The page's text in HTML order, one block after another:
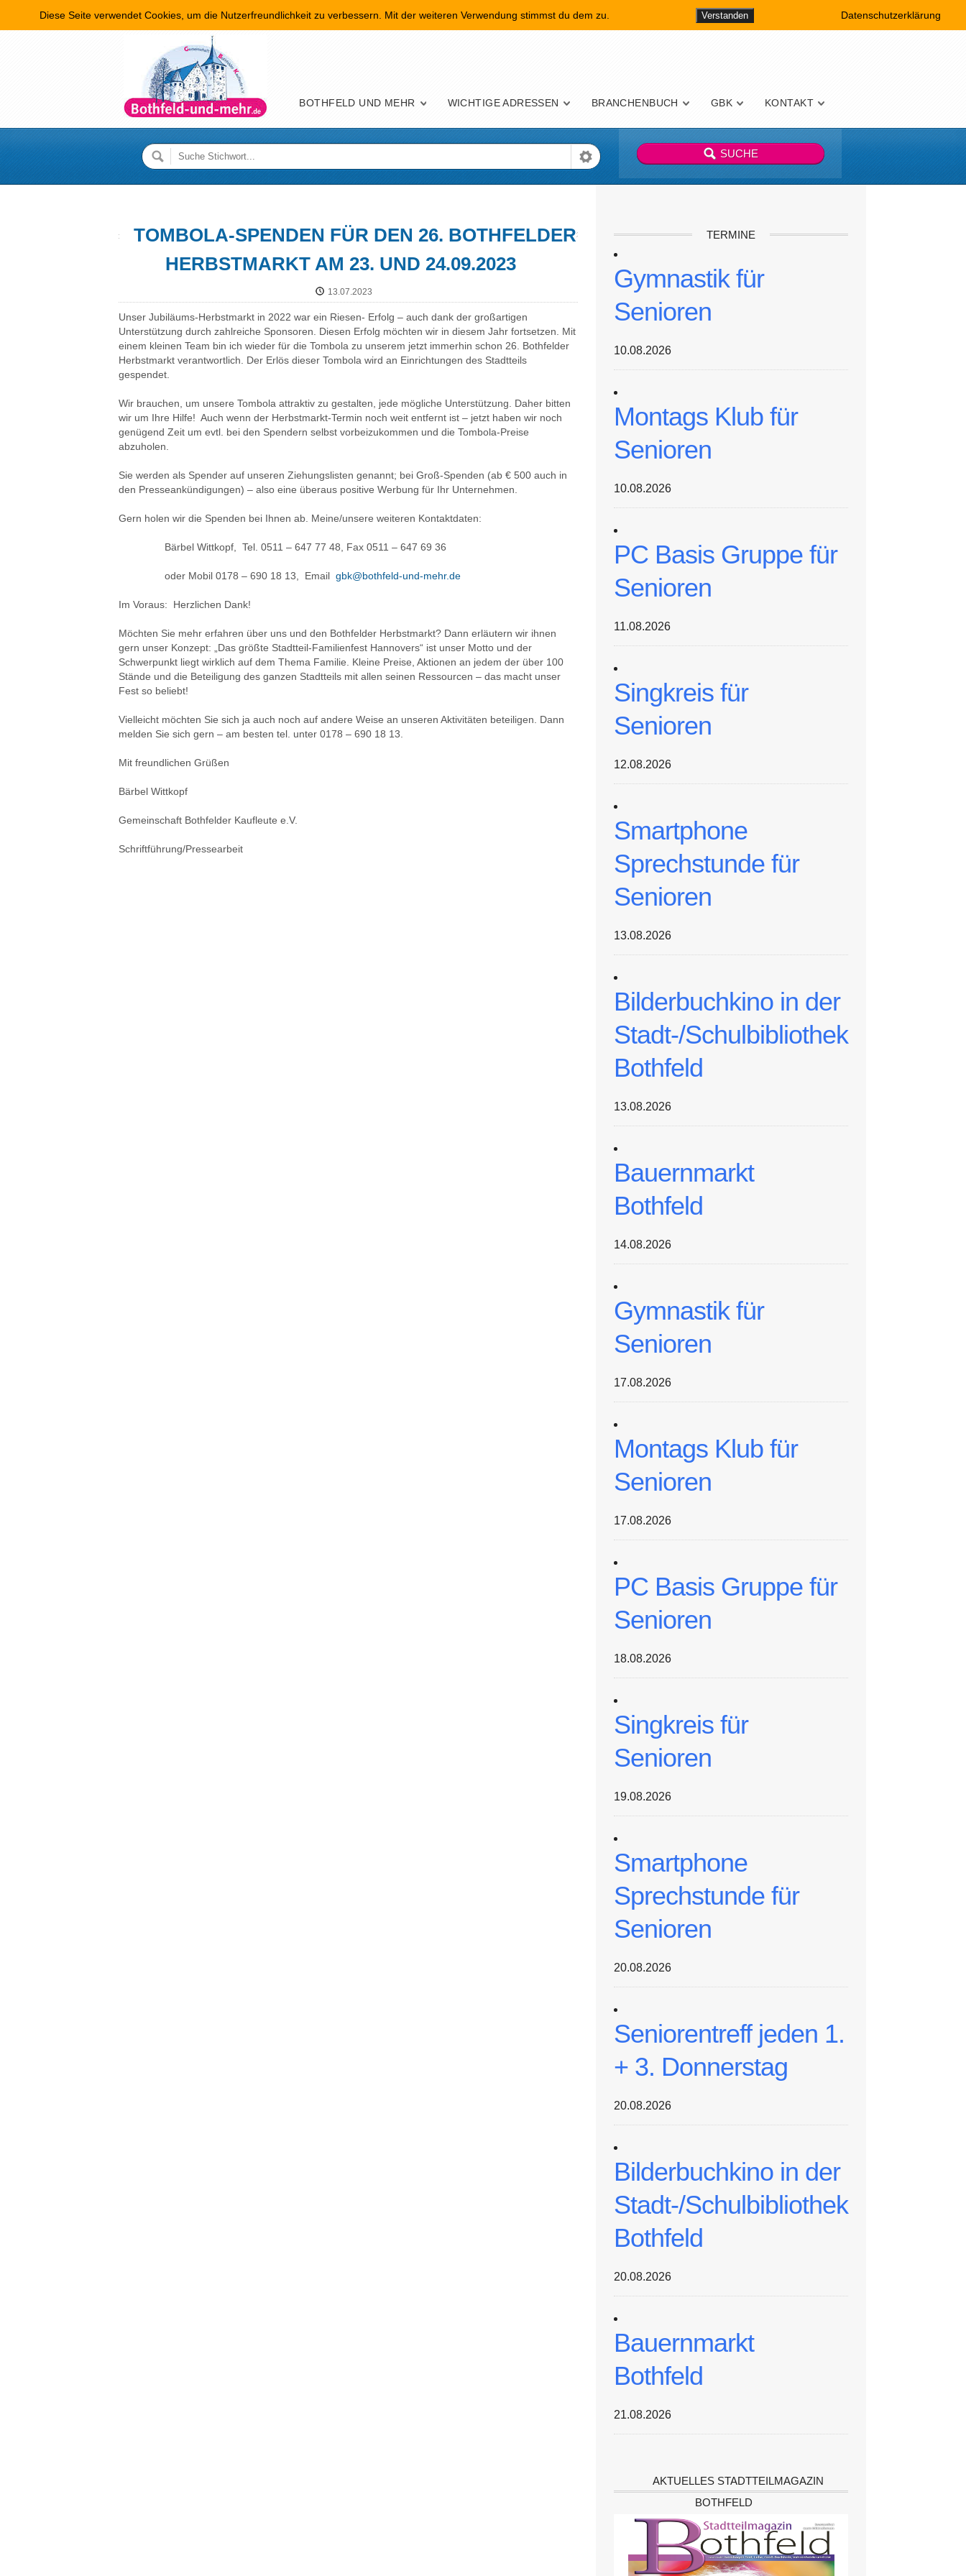
Hauptmenü
BOTHFELD UND MEHR WICHTIGE ADRESSEN BRANCHENBUCH GBK KONTAKT
TOMBOLA-SPENDEN FÜR DEN 26. BOTHFELDER
HERBSTMARKT AM 23. UND 24.09.2023
13.07.2023
Unser Jubiläums-Herbstmarkt in 2022 war ein Riesen- Erfolg – auch dank der großartigen
Unterstützung durch zahlreiche Sponsoren. Diesen Erfolg möchten wir in diesem Jahr fortsetzen. Mit
einem kleinen Team bin ich wieder für die Tombola zu unserem jetzt immerhin schon 26. Bothfelder
Herbstmarkt verantwortlich. Der Erlös dieser Tombola wird an Einrichtungen des Stadtteils
gespendet.
Wir brauchen, um unsere Tombola attraktiv zu gestalten, jede mögliche Unterstützung. Daher bitten
wir um Ihre Hilfe! Auch wenn der Herbstmarkt-Termin noch weit entfernt ist – jetzt haben wir noch
genügend Zeit um evtl. bei den Spendern selbst vorbeizukommen und die Tombola-Preise
abzuholen.
Sie werden als Spender auf unseren Ziehungslisten genannt; bei Groß-Spenden (ab € 500 auch in
den Presseankündigungen) – also eine überaus positive Werbung für Ihr Unternehmen.
Gern holen wir die Spenden bei Ihnen ab. Meine/unsere weiteren Kontaktdaten:
Bärbel Wittkopf, Tel. 0511 – 647 77 48, Fax 0511 – 647 69 36
oder Mobil 0178 – 690 18 13, Email gbk@bothfeld-und-mehr.de
Im Voraus: Herzlichen Dank!
Möchten Sie mehr erfahren über uns und den Bothfelder Herbstmarkt? Dann erläutern wir ihnen
gern unser Konzept: „Das größte Stadtteil-Familienfest Hannovers“ ist unser Motto und der
Schwerpunkt liegt wirklich auf dem Thema Familie. Kleine Preise, Aktionen an jedem der über 100
Stände und die Beteiligung des ganzen Stadtteils mit allen seinen Ressourcen – das macht unser
Fest so beliebt!
Vielleicht möchten Sie sich ja auch noch auf andere Weise an unseren Aktivitäten beteiligen. Dann
melden Sie sich gern – am besten tel. unter 0178 – 690 18 13.
Mit freundlichen Grüßen
Bärbel Wittkopf
Gemeinschaft Bothfelder Kaufleute e.V.
Schriftführung/Pressearbeit
TERMINE
Gymnastik für
Senioren
10.08.2026
Montags Klub für
Senioren
10.08.2026
PC Basis Gruppe für
Senioren
11.08.2026
Singkreis für
Senioren
12.08.2026
Smartphone
Sprechstunde für
Senioren
13.08.2026
Bilderbuchkino in der
Stadt-/Schulbibliothek
Bothfeld
13.08.2026
Bauernmarkt
Bothfeld
14.08.2026
Gymnastik für
Senioren
17.08.2026
Montags Klub für
Senioren
17.08.2026
PC Basis Gruppe für
Senioren
18.08.2026
Singkreis für
Senioren
19.08.2026
Smartphone
Sprechstunde für
Senioren
20.08.2026
Seniorentreff jeden 1.
+ 3. Donnerstag
20.08.2026
Bilderbuchkino in der
Stadt-/Schulbibliothek
Bothfeld
20.08.2026
Bauernmarkt
Bothfeld
21.08.2026
AKTUELLES STADTTEILMAGAZIN
BOTHFELD
Diese Seite verwendet Cookies, um die Nutzerfreundlichkeit zu verbessern. Mit der weiteren Verwendung stimmst du dem zu. Verstanden Datenschutzerklärung